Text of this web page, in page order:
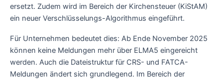
ersetzt. Zudem wird im Bereich der Kirchensteuer (KiStAM)
ein neuer Verschlüsselungs-Algorithmus eingeführt.
Für Unternehmen bedeutet dies: Ab Ende November 2025
können keine Meldungen mehr über ELMA5 eingereicht
werden. Auch die Dateistruktur für CRS- und FATCA-
Meldungen ändert sich grundlegend. Im Bereich der